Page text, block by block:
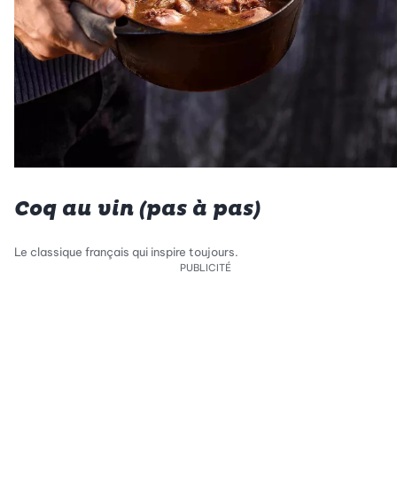
Coq au vin (pas à pas)
Le classique français qui inspire toujours.
PUBLICITÉ